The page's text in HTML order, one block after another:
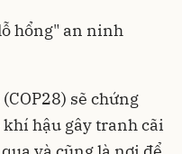
hổng" an ninh
sẽ chứng
hậu gây tranh cãi